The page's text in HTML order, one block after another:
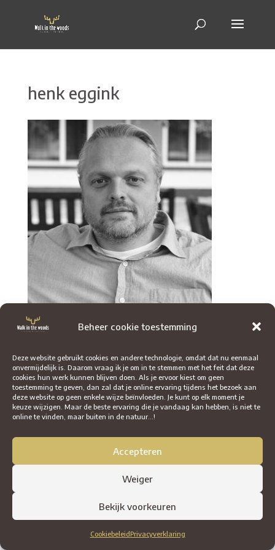
Beheer cookie toestemming
Deze website gebruikt cookies en andere technologie, omdat dat nu eenmaal
onvermijdelijk is. Daarom vraag ik je om in te stemmen met het feit dat deze
cookies hun werk kunnen blijven doen. Als je ervoor kiest om geen
toestemming te geven, dan zal dat je online ervaring tijdens het bezoek aan
deze website op geen enkele wijze beïnvloeden. Je kunt op elk moment je
keuze wijzigen. Maar de beste ervaring die je vandaag kan hebben, is niet te
online te vinden, maar buiten in de natuur...!
Accepteren
Weiger
Bekijk voorkeuren
CookiebeleidPrivacyverklaring
henk eggink